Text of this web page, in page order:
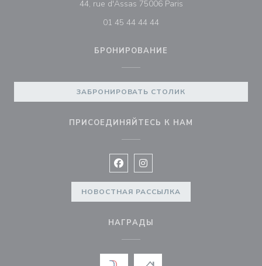
44, rue d'Assas 75006 Paris((открывается в
01 45 44 44 44
БРОНИРОВАНИЕ
ЗАБРОНИРОВАТЬ СТОЛИК
ПРИСОЕДИНЯЙТЕСЬ К НАМ
Facebook ((открывается в новом
Instagram ((открывается в
НОВОСТНАЯ РАССЫЛКА
НАГРАДЫ